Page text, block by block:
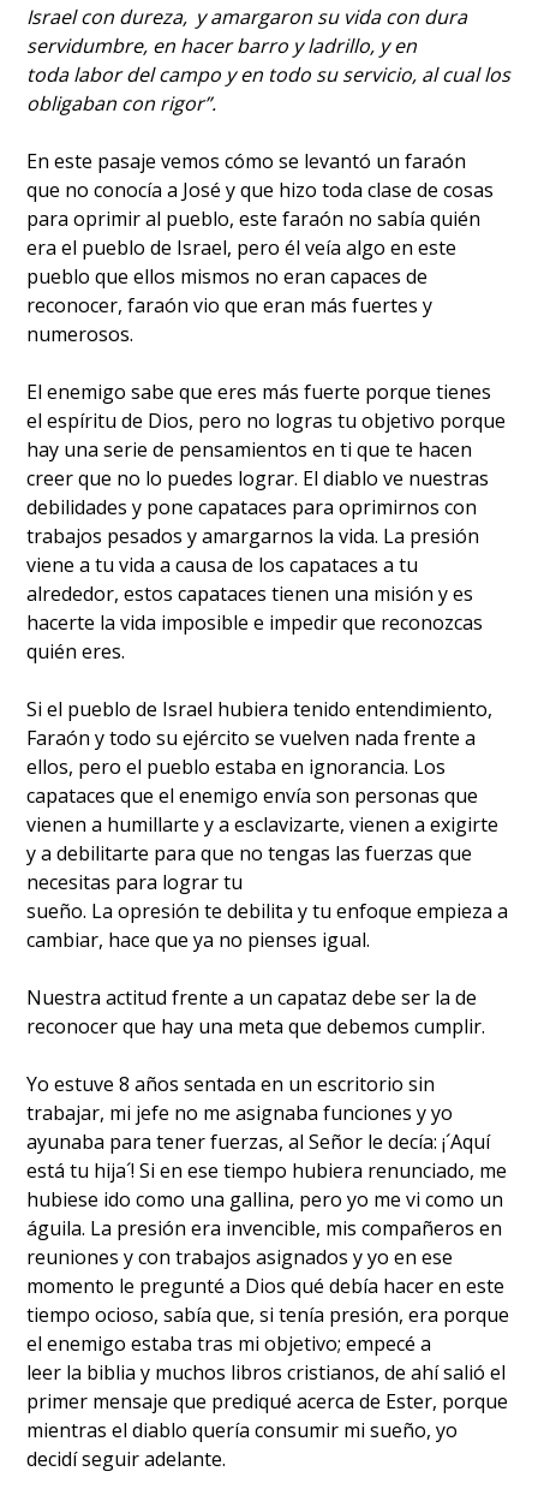
Israel con dureza, y amargaron su vida con dura
servidumbre, en hacer barro y ladrillo, y en
toda labor del campo y en todo su servicio, al cual los
obligaban con rigor”.
En este pasaje vemos cómo se levantó un faraón
que no conocía a José y que hizo toda clase de cosas
para oprimir al pueblo, este faraón no sabía quién
era el pueblo de Israel, pero él veía algo en este
pueblo que ellos mismos no eran capaces de
reconocer, faraón vio que eran más fuertes y
numerosos.
El enemigo sabe que eres más fuerte porque tienes
el espíritu de Dios, pero no logras tu objetivo porque
hay una serie de pensamientos en ti que te hacen
creer que no lo puedes lograr. El diablo ve nuestras
debilidades y pone capataces para oprimirnos con
trabajos pesados y amargarnos la vida. La presión
viene a tu vida a causa de los capataces a tu
alrededor, estos capataces tienen una misión y es
hacerte la vida imposible e impedir que reconozcas
quién eres.
Si el pueblo de Israel hubiera tenido entendimiento,
Faraón y todo su ejército se vuelven nada frente a
ellos, pero el pueblo estaba en ignorancia. Los
capataces que el enemigo envía son personas que
vienen a humillarte y a esclavizarte, vienen a exigirte
y a debilitarte para que no tengas las fuerzas que
necesitas para lograr tu
sueño. La opresión te debilita y tu enfoque empieza a
cambiar, hace que ya no pienses igual.
Nuestra actitud frente a un capataz debe ser la de
reconocer que hay una meta que debemos cumplir.
Yo estuve 8 años sentada en un escritorio sin
trabajar, mi jefe no me asignaba funciones y yo
ayunaba para tener fuerzas, al Señor le decía: ¡´Aquí
está tu hija´! Si en ese tiempo hubiera renunciado, me
hubiese ido como una gallina, pero yo me vi como un
águila. La presión era invencible, mis compañeros en
reuniones y con trabajos asignados y yo en ese
momento le pregunté a Dios qué debía hacer en este
tiempo ocioso, sabía que, si tenía presión, era porque
el enemigo estaba tras mi objetivo; empecé a
leer la biblia y muchos libros cristianos, de ahí salió el
primer mensaje que prediqué acerca de Ester, porque
mientras el diablo quería consumir mi sueño, yo
decidí seguir adelante.